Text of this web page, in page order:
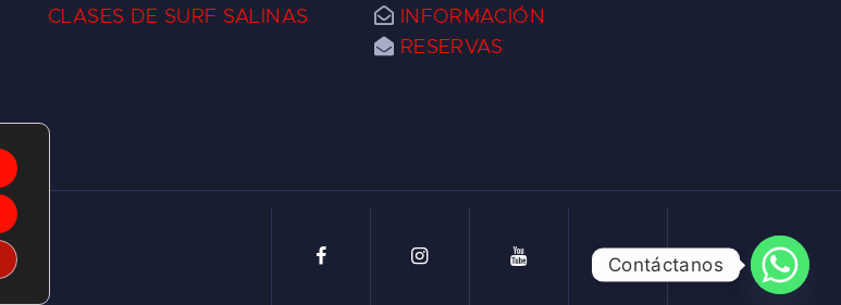
CLASES DE SURF SALINAS
INFORMACIÓN
RESERVAS
Contáctanos